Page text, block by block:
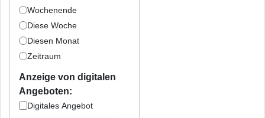
Wochenende
Diese Woche
Diesen Monat
Zeitraum
Anzeige von digitalen
Angeboten:
Digitales Angebot